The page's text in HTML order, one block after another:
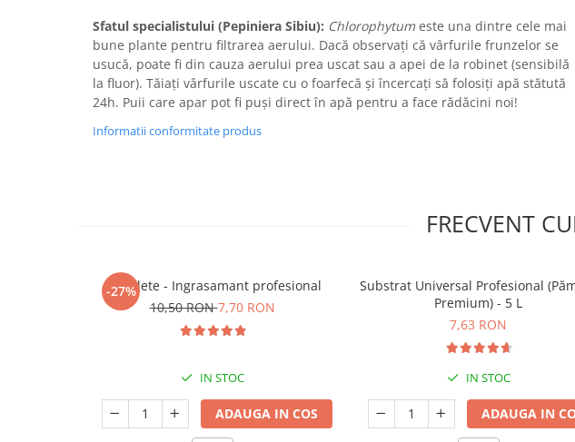
Sfatul specialistului (Pepiniera Sibiu): Chlorophytum este una dintre cele mai
bune plante pentru filtrarea aerului. Dacă observați că vârfurile frunzelor se
usucă, poate fi din cauza aerului prea uscat sau a apei de la robinet (sensibilă
la fluor). Tăiați vârfurile uscate cu o foarfecă și încercați să folosiți apă stătută
24h. Puii care apar pot fi puși direct în apă pentru a face rădăcini noi!
Informatii conformitate produs
FRECVENT
-27%
5 Tablete - Ingrasamant profesional
10,50 RON7,70 RON
IN STOC
ADAUGA IN COS
Substrat Universal Profesional
Premium) - 5 L
7,63 RON
IN STOC
ADAUGA IN